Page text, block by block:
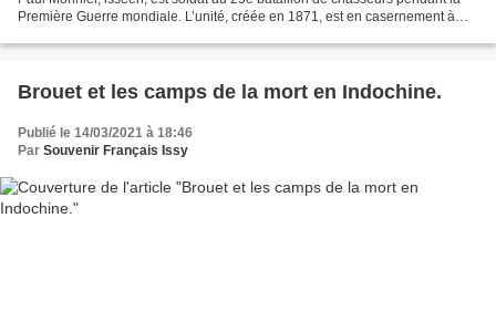
Première Guerre mondiale. L’unité, créée en 1871, est en casernement à
Brouet et les camps de la mort en Indochine.
Publié le 14/03/2021 à 18:46
Par Souvenir Français Issy